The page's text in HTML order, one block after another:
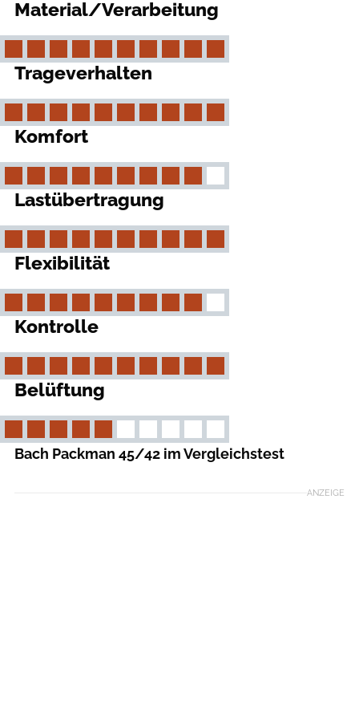
Material/Verarbeitung
Trageverhalten
Komfort
Lastübertragung
Flexibilität
Kontrolle
Belüftung
Bach Packman 45/42 im Vergleichstest
ANZEIGE